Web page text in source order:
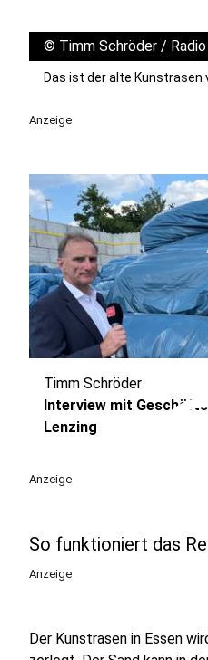
© Timm Schröder /
Das ist der alte Kunstrasen
Anzeige
Timm Schröder
Interview mit
Lenzing
Anzeige
So funktioniert das
Anzeige
Der Kunstrasen in Essen